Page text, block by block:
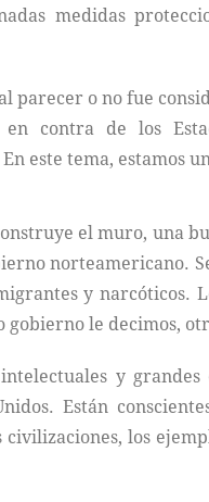
medidas
o no fue
contra de los
este tema, estamos
el muro, una
norteamericano.
y narcóticos.
le decimos,
y
Están
los